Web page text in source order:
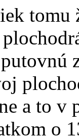
a to v
o